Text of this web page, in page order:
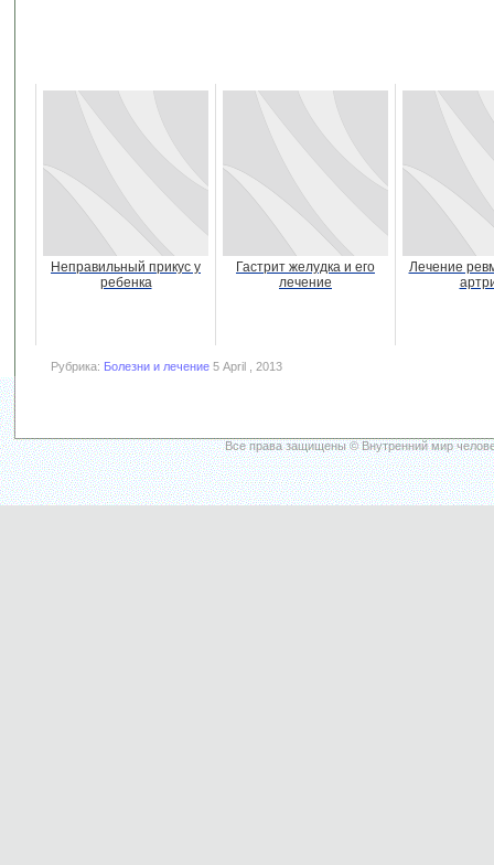
Неправильный прикус у
ребенка
Гастрит желудка и его
лечение
Лечение
Рубрика: Болезни и лечение 5 April , 2013
Все права защищены © Внутренний мир